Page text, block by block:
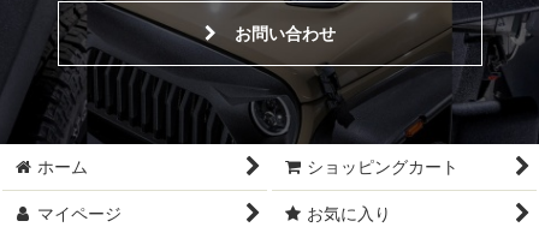
お問い合わせ
ホーム ショッピングカート
マイページ お気に入り